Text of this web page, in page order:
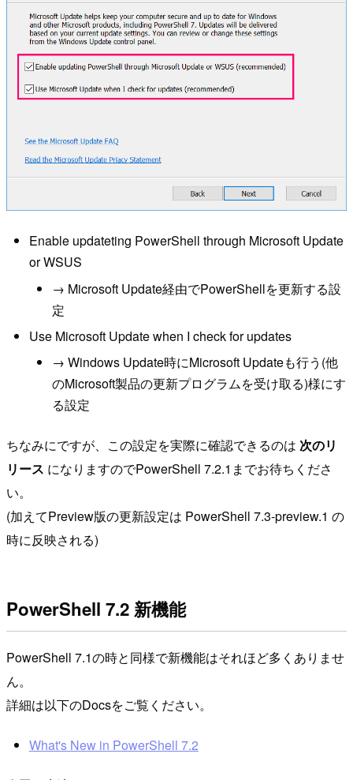
Enable updateting PowerShell through Microsoft Update
or WSUS
→ Microsoft Update経由でPowerShellを更新する設
定
Use Microsoft Update when I check for updates
→ Windows Update時にMicrosoft Updateも行う(他
のMicrosoft製品の更新プログラムを受け取る)様にす
る設定
ちなみにですが、この設定を実際に確認できるのは 次のリ
リース になりますのでPowerShell 7.2.1までお待ちくださ
い。
(加えてPreview版の更新設定は PowerShell 7.3-preview.1 の
時に反映される)
PowerShell 7.2 新機能
PowerShell 7.1の時と同様で新機能はそれほど多くありませ
ん。
詳細は以下のDocsをご覧ください。
What's New in PowerShell 7.2